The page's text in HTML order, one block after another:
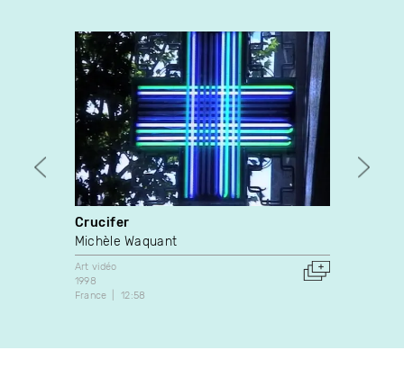
Crucifer
Michèle Waquant
Art vidéo
1998
France
12:58